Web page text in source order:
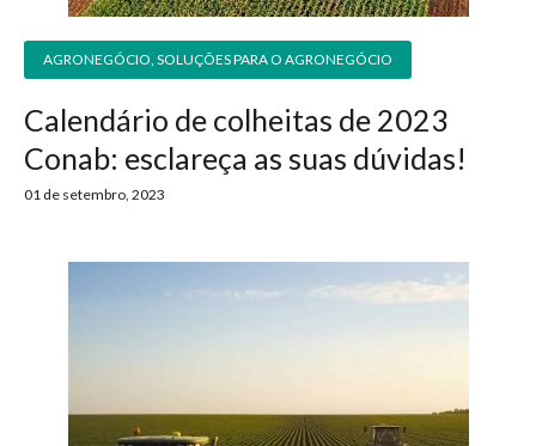
AGRONEGÓCIO SOLUÇÕES PARA O AGRONEGÓCIO
Calendário de colheitas de 2023
Conab: esclareça as suas dúvidas!
01 de setembro, 2023